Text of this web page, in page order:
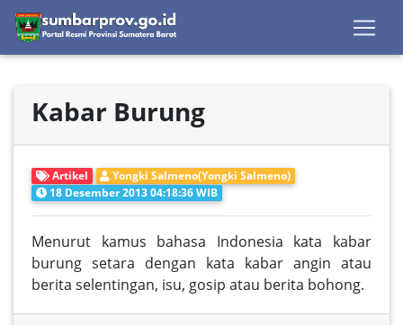
Kabar Burung
Artikel
Yongki Salmeno(Yongki Salmeno)
18 Desember 2013 04:18:36 WIB
Menurut kamus bahasa Indonesia kata kabar
burung setara dengan kata kabar angin atau
berita selentingan, isu, gosip atau berita bohong.